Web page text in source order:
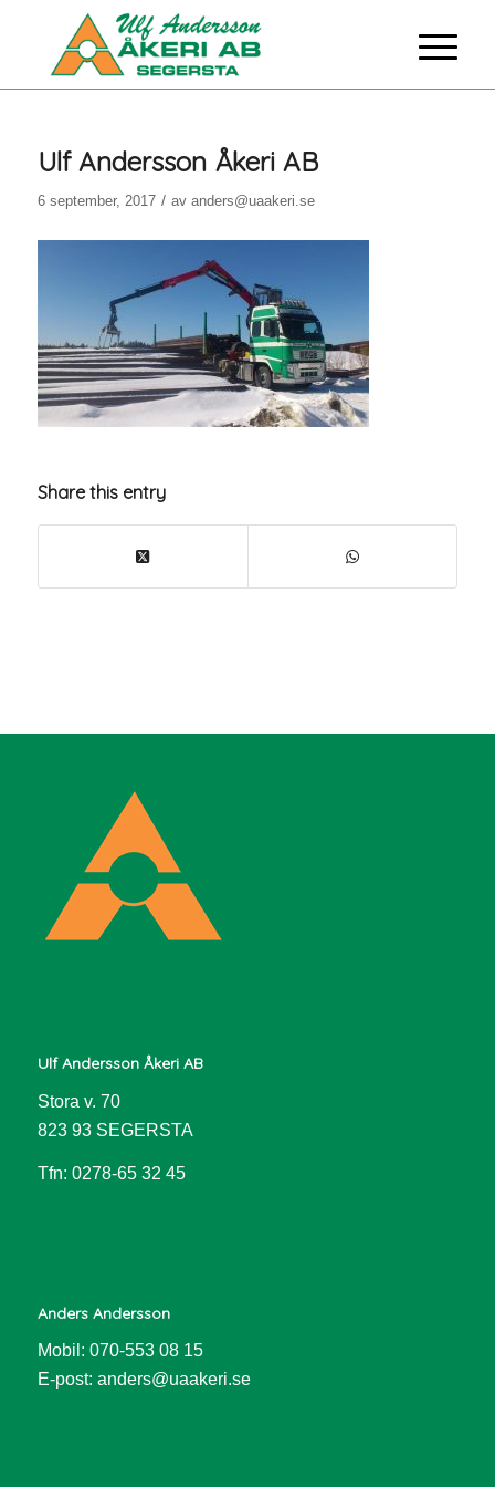
Ulf Andersson Åkeri AB
6 september, 2017 / av anders@uaakeri.se
Share this entry
Ulf Andersson Åkeri AB
Stora v. 70
823 93 SEGERSTA
Tfn: 0278-65 32 45
Anders Andersson
Mobil: 070-553 08 15
E-post: anders@uaakeri.se